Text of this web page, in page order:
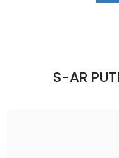
S-AR